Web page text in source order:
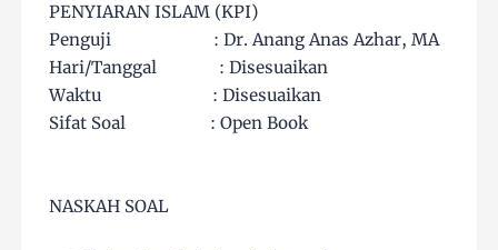
PENYIARAN ISLAM (KPI)
Penguji : Dr. Anang Anas Azhar, MA
Hari/Tanggal : Disesuaikan
Waktu : Disesuaikan
Sifat Soal : Open Book
NASKAH SOAL